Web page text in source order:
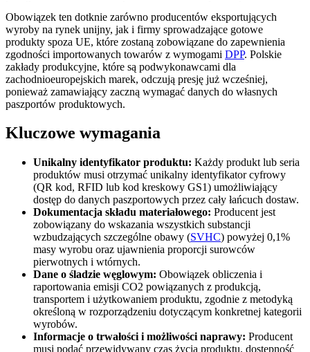
Obowiązek ten dotknie zarówno producentów eksportujących
wyroby na rynek unijny, jak i firmy sprowadzające gotowe
produkty spoza UE, które zostaną zobowiązane do zapewnienia
zgodności importowanych towarów z wymogami DPP. Polskie
zakłady produkcyjne, które są podwykonawcami dla
zachodnioeuropejskich marek, odczują presję już wcześniej,
ponieważ zamawiający zaczną wymagać danych do własnych
paszportów produktowych.
Kluczowe wymagania
Unikalny identyfikator produktu: Każdy produkt lub seria
produktów musi otrzymać unikalny identyfikator cyfrowy
(QR kod, RFID lub kod kreskowy GS1) umożliwiający
dostęp do danych paszportowych przez cały łańcuch dostaw.
Dokumentacja składu materiałowego: Producent jest
zobowiązany do wskazania wszystkich substancji
wzbudzających szczególne obawy (SVHC) powyżej 0,1%
masy wyrobu oraz ujawnienia proporcji surowców
pierwotnych i wtórnych.
Dane o śladzie węglowym: Obowiązek obliczenia i
raportowania emisji CO2 powiązanych z produkcją,
transportem i użytkowaniem produktu, zgodnie z metodyką
określoną w rozporządzeniu dotyczącym konkretnej kategorii
wyrobów.
Informacje o trwałości i możliwości naprawy: Producent
musi podać przewidywany czas życia produktu, dostępność